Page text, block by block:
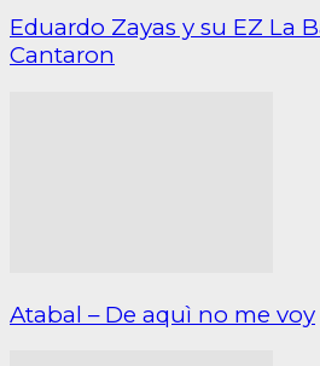
Eduardo Zayas y su EZ La
Cantaron
Atabal – De aquì no me voy